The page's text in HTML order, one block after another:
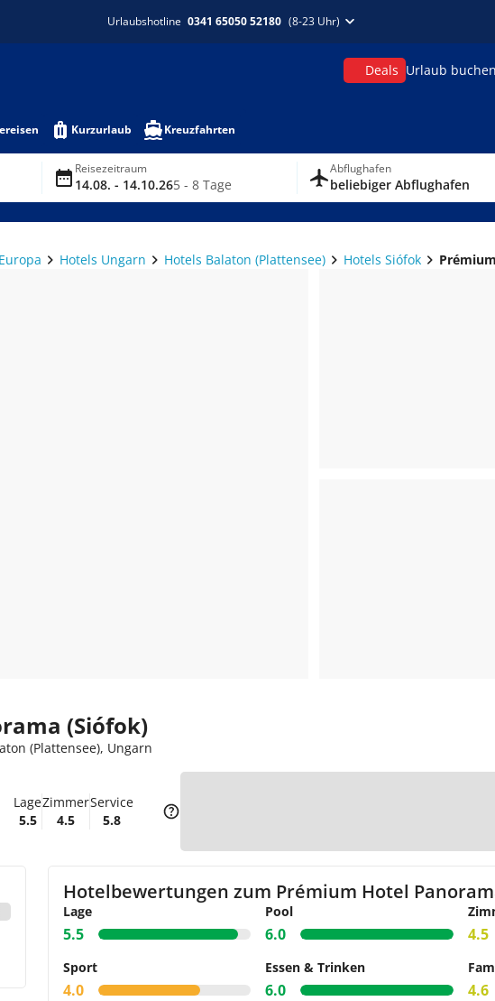
Urlaubshotline 0341 65050 52180 (8-23 Uhr)
Deals Urlaub buchen
Kurzurlaub Kreuzfahrten
Reisezeitraum
14.08. - 14.10.265 - 8 Tage
Abflughafen
beliebiger Abflughafen
Hotels Ungarn Hotels Balaton (Plattensee) Hotels Siófok
(Siófok)
(Plattensee), Ungarn
Lage
5.5
Zimmer
4.5
Service
5.8
Hotelbewertungen zum Prémium Hotel
Lage
5.5
Pool
6.0 4.5
Sport
4.0
Essen & Trinken
6.0 4.6